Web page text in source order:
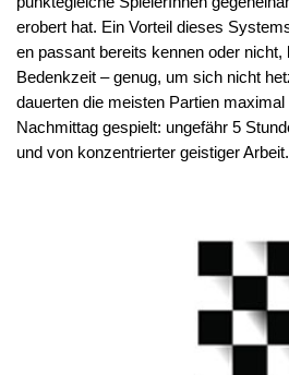
erobert hat. Ein Vorteil dieses
en passant bereits kennen oder
Bedenkzeit – genug, um sich nicht
dauerten die meisten Partien
Nachmittag gespielt: ungefähr 5
und von konzentrierter geistiger Arbeit.